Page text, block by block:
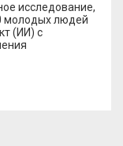
исследование,
молодых людей
(ИИ) с